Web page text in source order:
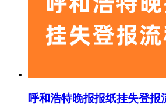
呼和浩特晚报报纸挂失登报